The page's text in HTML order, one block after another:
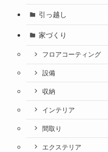
引っ越し
家づくり
フロアコーティング
設備
収納
インテリア
間取り
エクステリア